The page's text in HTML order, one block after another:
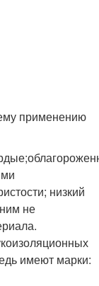
применению
низкий
не
имеют марки: